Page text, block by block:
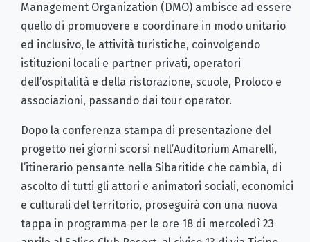
Management Organization (DMO) ambisce ad essere
quello di promuovere e coordinare in modo unitario
ed inclusivo, le attività turistiche, coinvolgendo
istituzioni locali e partner privati, operatori
dell’ospitalità e della ristorazione, scuole, Proloco e
associazioni, passando dai tour operator.
Dopo la conferenza stampa di presentazione del
progetto nei giorni scorsi nell’Auditorium Amarelli,
l’itinerario pensante nella Sibaritide che cambia, di
ascolto di tutti gli attori e animatori sociali, economici
e culturali del territorio, proseguirà con una nuova
tappa in programma per le ore 18 di mercoledì 23